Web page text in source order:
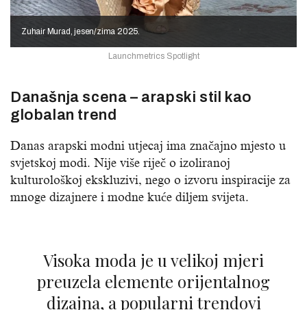
Launchmetrics Spotlight
Zuhair Murad, jesen/zima 2025.
Današnja scena – arapski stil kao
globalan trend
Danas arapski modni utjecaj ima značajno mjesto u
svjetskoj modi. Nije više riječ o izoliranoj
kulturološkoj ekskluzivi, nego o izvoru inspiracije za
mnoge dizajnere i modne kuće diljem svijeta.
Visoka moda je u velikoj mjeri
preuzela elemente orijentalnog
dizajna, a popularni trendovi